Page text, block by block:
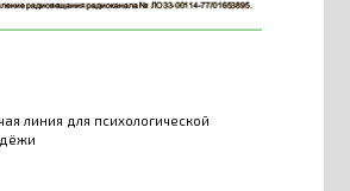
линия для психологической